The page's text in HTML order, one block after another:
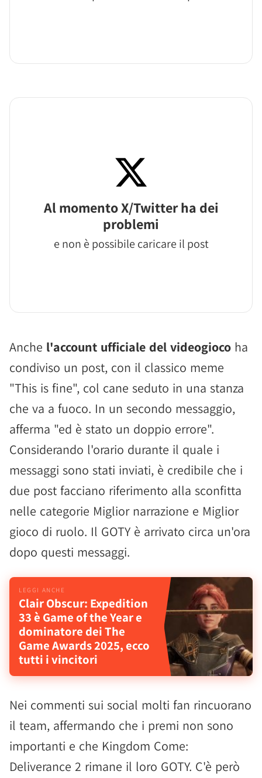
Al momento X/Twitter ha dei
problemi
e non è possibile caricare il post
Anche l'account ufficiale del videogioco ha
condiviso un post, con il classico meme
"This is fine", col cane seduto in una stanza
che va a fuoco. In un secondo messaggio,
afferma "ed è stato un doppio errore".
Considerando l'orario durante il quale i
messaggi sono stati inviati, è credibile che i
due post facciano riferimento alla sconfitta
nelle categorie Miglior narrazione e Miglior
gioco di ruolo. Il GOTY è arrivato circa un'ora
dopo questi messaggi.
Clair Obscur: Expedition
33 è Game of the Year e
dominatore dei The
Game Awards 2025, ecco
tutti i vincitori
Nei commenti sui social molti fan rincuorano
il team, affermando che i premi non sono
importanti e che Kingdom Come:
Deliverance 2 rimane il loro GOTY. C'è però